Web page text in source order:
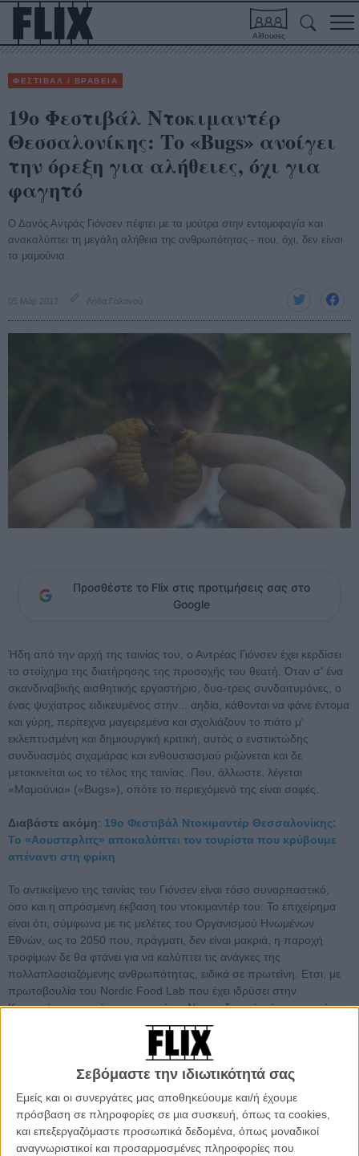
Σεβόμαστε την ιδιωτικότητά σας
Εμείς και οι συνεργάτες μας αποθηκεύουμε και/ή έχουμε
πρόσβαση σε πληροφορίες σε μια συσκευή, όπως τα cookies,
και επεξεργαζόμαστε προσωπικά δεδομένα, όπως μοναδικοί
αναγνωριστικοί και προσαρμοσμένες πληροφορίες που
Αίθουσες
ΦΕΣΤΙΒΑΛ / ΒΡΑΒΕΙΑ
19ο Φεστιβάλ Ντοκιμαντέρ
Θεσσαλονίκης: Το «Bugs» ανοίγει
την όρεξη για αλήθειες, όχι για
φαγητό
Ο Δανός Αντράς Γιόνσεν πέφτει με τα μούτρα στην εντομοφαγία και
ανακαλύπτει τη μεγάλη αλήθεια της ανθρωπότητας - που, όχι, δεν είναι
τα μαμούνια.
05 Μάρ 2017 Λήδα Γαλανού
Προσθέστε το Flix στις προτιμήσεις σας στο
Google
Ήδη από την αρχή της ταινίας του, ο Αντρέας Γιόνσεν έχει κερδίσει
το στοίχημα της διατήρησης της προσοχής του θεατή. Όταν σ' ένα
σκανδιναβικής αισθητικής εργαστήριο, δυο-τρεις συνδαιτυμόνες, ο
ένας ψυχίατρος ειδικευμένος στην... αηδία, κάθονται να φάνε έντομα
και γύρη, περίτεχνα μαγειρεμένα και σχολιάζουν το πιάτο μ'
εκλεπτυσμένη και δημιουργική κριτική, αυτός ο ενστικτώδης
συνδυασμός σιχαμάρας και ενθουσιασμού ριζώνεται και δε
μετακινείται ως το τέλος της ταινίας. Που, άλλωστε, λέγεται
«Μαμούνια» («Bugs»), οπότε το περιεχόμενό της είναι σαφές.
Διαβάστε ακόμη: 19ο Φεστιβάλ Ντοκιμαντέρ Θεσσαλονίκης:
Το «Αουστερλιτς» αποκαλύπτει τον τουρίστα που κρύβουμε
απέναντι στη φρίκη
Το αντικείμενο της ταινίας του Γιόνσεν είναι τόσο συναρπαστικό,
όσο και η απρόσμενη έκβαση του ντοκιμαντέρ του. Το επιχείρημα
είναι ότι, σύμφωνα με τις μελέτες του Οργανισμού Ηνωμένων
Εθνών, ως το 2050 που, πράγματι, δεν είναι μακριά, η παροχή
τροφίμων δε θα φτάνει για να καλύπτει τις ανάγκες της
πολλαπλασιαζόμενης ανθρωπότητας, ειδικά σε πρωτεΐνη. Ετσι, με
πρωτοβουλία του Nordic Food Lab που έχει ιδρύσει στην
Κοπεγχάγη το περίοπτο εστιατόριο Noma, δυο νέοι άντρες γεμάτοι
ενδιαφέρον για το καινούριο, ο σεφ Μπεν Ριντ και ο ερευνητής της
χημείας τροφίμων, Τζος Εβανς, αδειάζουν το μυαλό τους από
προκαταλήψεις και ξεκινούν για ένα ταξίδι στον κόσμο, με σκοπό να
επισκεφθούν μέρη όπου τα μαμούνια αποτελούν τακτικό μέρος της
διατροφής, να μάθουν, να κοπιάρουν και να επινοήσουν τρόπους
να τα νοστιμίσουν, να τα εντάξουν σε κάποια μορφή παραγωγής και
να τα λανσάρουν ευρέως στην παγκόσμια κοινότητα, ως νέα πηγή
απαραίτητης πρωτεΐνης.